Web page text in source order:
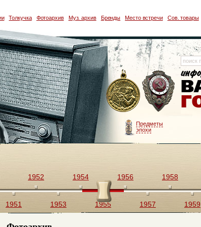
Толкучка Фотоархив Муз. архив Бренды Место встречи Сов. товары
Предметы
эпохи
1951
1952
1953
1954
1955
1956
1957
1958
1959